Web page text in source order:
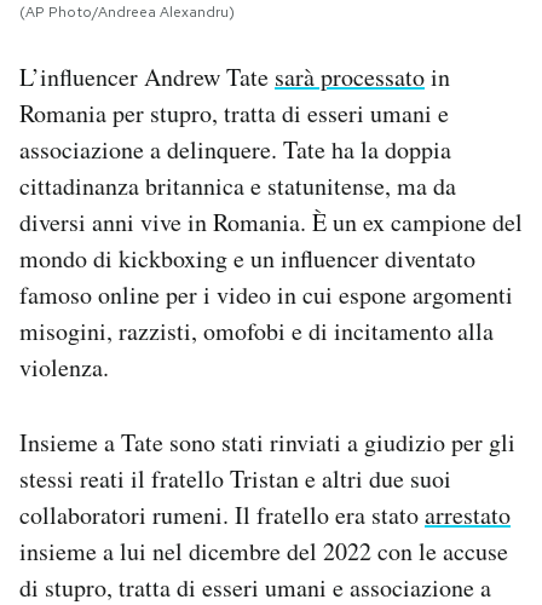
SHOP
CALENDARIO
AREA PERSONALE
Area Personale
Hai bisogno di aiuto?
Esci
(AP Photo/Andreea Alexandru)
L’influencer Andrew Tate sarà processatoin
Romania per stupro, tratta di esseri umani e
associazione a delinquere. Tate ha la doppia
cittadinanza britannica e statunitense, ma da
diversi anni vive in Romania. È un ex campione del
mondo di kickboxing e un influencer diventato
famoso online per i video in cui espone argomenti
misogini, razzisti, omofobi e di incitamento alla
violenza.
Insieme a Tate sono stati rinviati a giudizio per gli
stessi reati il fratello Tristan e altri due suoi
collaboratori rumeni. Il fratello era statoarrestato
insieme a lui nel dicembre del 2022 con le accuse
di stupro, tratta di esseri umani e associazione a